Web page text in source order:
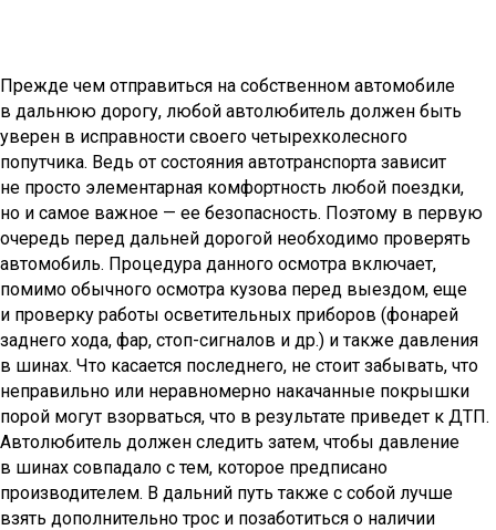
Прежде чем отправиться на собственном автомобиле
в дальнюю дорогу, любой автолюбитель должен быть
уверен в исправности своего четырехколесного
попутчика. Ведь от состояния автотранспорта зависит
не просто элементарная комфортность любой поездки,
но и самое важное — ее безопасность. Поэтому в первую
очередь перед дальней дорогой необходимо проверять
автомобиль. Процедура данного осмотра включает,
помимо обычного осмотра кузова перед выездом, еще
и проверку работы осветительных приборов (фонарей
заднего хода, фар, стоп-сигналов и др.) и также давления
в шинах. Что касается последнего, не стоит забывать, что
неправильно или неравномерно накачанные покрышки
порой могут взорваться, что в результате приведет к ДТП.
Автолюбитель должен следить затем, чтобы давление
в шинах совпадало с тем, которое предписано
производителем. В дальний путь также с собой лучше
взять дополнительно трос и позаботиться о наличии